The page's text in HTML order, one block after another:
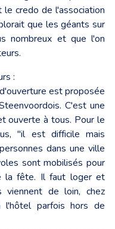
credo de l'association
que les géants sur
nombreux et que l'on
:
est proposée
C'est une
ouverte à tous. Pour le
"il est difficile mais
dans une ville
sont mobilisés pour
la fête. Il faut loger et
viennent de loin, chez
parfois hors de